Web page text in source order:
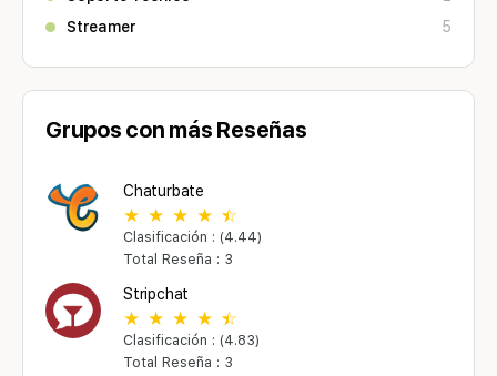
Streamer
5
Grupos con más Reseñas
Chaturbate
Clasificación : (4.44)
Total Reseña : 3
Stripchat
Clasificación : (4.83)
Total Reseña : 3